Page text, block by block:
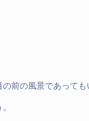
前の風景であって